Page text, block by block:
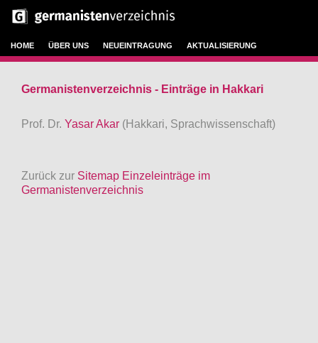
HOME ÜBER UNS NEUEINTRAGUNG AKTUALISIERUNG
Germanistenverzeichnis - Einträge in Hakkari
Prof. Dr. Yasar Akar (Hakkari, Sprachwissenschaft)
Zurück zur Sitemap Einzeleinträge im
Germanistenverzeichnis